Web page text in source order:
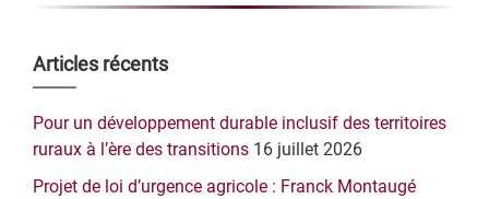
Barre
latérale
principale
Articles récents
Pour un développement durable inclusif des territoires
ruraux à l’ère des transitions 16 juillet 2026
Projet de loi d’urgence agricole : Franck Montaugé